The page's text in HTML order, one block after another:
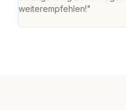
weiterempfehlen!"